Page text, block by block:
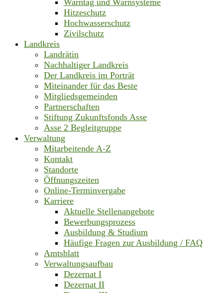
Hitzeschutz
Hochwasserschutz
Zivilschutz
Landkreis
Landrätin
Nachhaltiger Landkreis
Der Landkreis im Porträt
Miteinander für das Beste
Mitgliedsgemeinden
Partnerschaften
Stiftung Zukunftsfonds Asse
Asse 2 Begleitgruppe
Verwaltung
Mitarbeitende A-Z
Kontakt
Standorte
Öffnungszeiten
Online-Terminvergabe
Karriere
Aktuelle Stellenangebote
Bewerbungsprozess
Ausbildung & Studium
Häufige Fragen zur Ausbildung / FAQ
Amtsblatt
Verwaltungsaufbau
Dezernat I
Dezernat II